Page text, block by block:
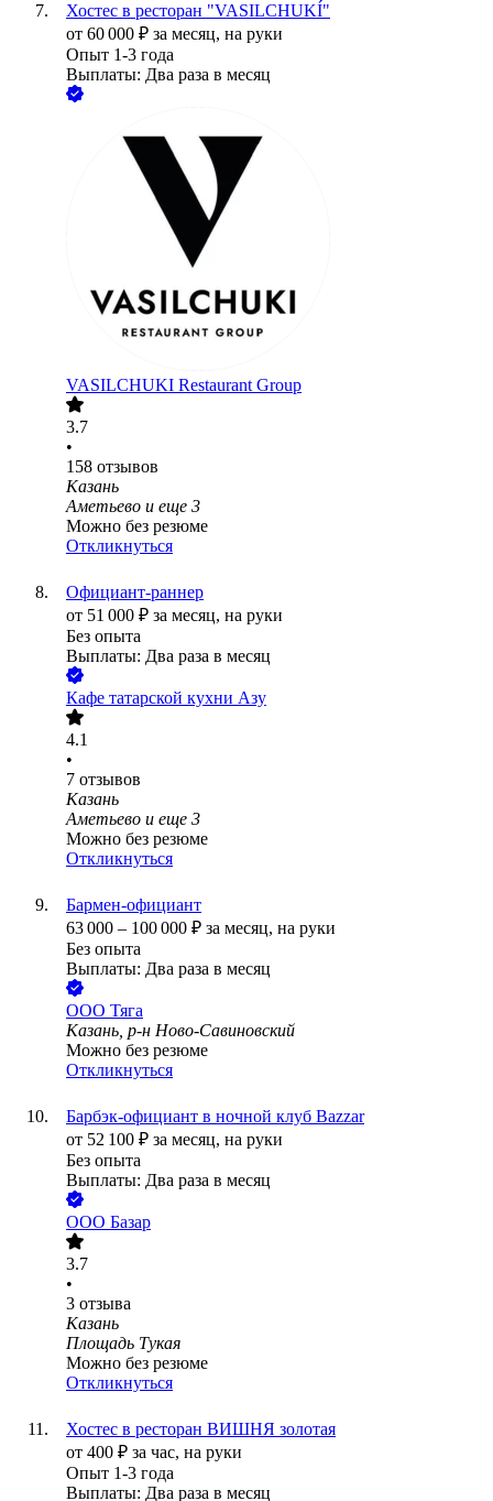
Хостес в ресторан "VASILCHUKÍ"
от 60 000 ₽ за месяц, на руки
Опыт 1-3 года
Выплаты: Два раза в месяц
VASILCHUKI Restaurant Group
3.7
•
158 отзывов
Казань
Аметьево и еще 3
Можно без резюме
Откликнуться
Официант-раннер
от 51 000 ₽ за месяц, на руки
Без опыта
Выплаты: Два раза в месяц
Кафе татарской кухни Азу
4.1
•
7 отзывов
Казань
Аметьево и еще 3
Можно без резюме
Откликнуться
Бармен-официант
63 000 – 100 000 ₽ за месяц, на руки
Без опыта
Выплаты: Два раза в месяц
ООО Тяга
Казань, р-н Ново-Савиновский
Можно без резюме
Откликнуться
Барбэк-официант в ночной клуб Bazzar
от 52 100 ₽ за месяц, на руки
Без опыта
Выплаты: Два раза в месяц
ООО Базар
3.7
•
3 отзыва
Казань
Площадь Тукая
Можно без резюме
Откликнуться
Хостес в ресторан ВИШНЯ золотая
от 400 ₽ за час, на руки
Опыт 1-3 года
Выплаты: Два раза в месяц